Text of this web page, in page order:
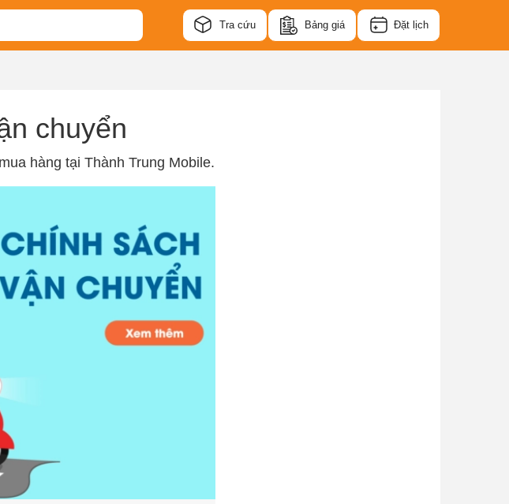
Tra cứu Bảng giá Đặt lịch
chuyển
hàng tại Thành Trung Mobile.